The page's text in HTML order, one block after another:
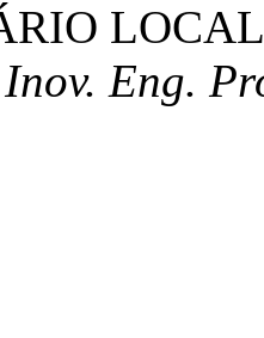
Eng.